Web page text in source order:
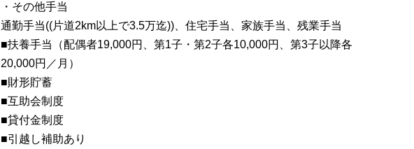
・その他手当
通勤手当((片道2km以上で3.5万迄))、住宅手当、家族手当、残業手当
■扶養手当（配偶者19,000円、第1子・第2子各10,000円、第3子以降各
20,000円／月）
■財形貯蓄
■互助会制度
■貸付金制度
■引越し補助あり